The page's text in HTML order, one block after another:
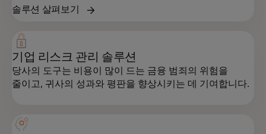
솔루션 살펴보기
기업 리스크 관리 솔루션
당사의 도구는 비용이 많이 드는 금융 범죄의 위험을
줄이고, 귀사의 성과와 평판을 향상시키는 데 기여합니다.